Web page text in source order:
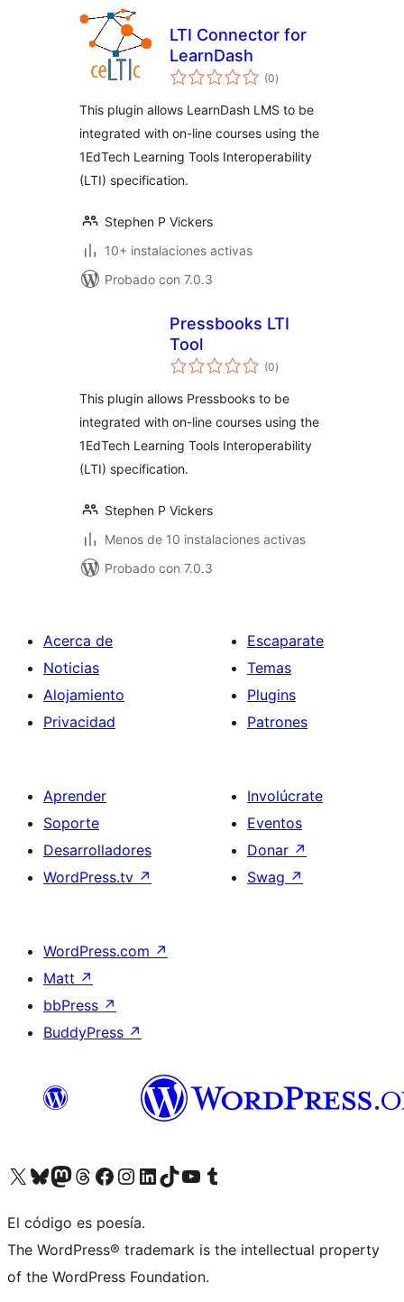
LTI Connector for
LearnDash
(0total
de
)
This plugin allows LearnDash LMS to be
integrated with on-line courses using the
1EdTech Learning Tools Interoperability
(LTI) specification.
Stephen P Vickers
10+ instalaciones activas
Probado con 7.0.3
Pressbooks LTI
Tool
(0total
de
)
This plugin allows Pressbooks to be
integrated with on-line courses using the
1EdTech Learning Tools Interoperability
(LTI) specification.
Stephen P Vickers
Menos de 10 instalaciones activas
Probado con 7.0.3
Acerca de
Noticias
Alojamiento
Privacidad
Escaparate
Temas
Plugins
Patrones
Aprender
Soporte
Desarrolladores
WordPress.tv ↗
Involúcrate
Eventos
Donar ↗
Swag ↗
WordPress.com ↗
Matt ↗
bbPress ↗
BuddyPress ↗
Visita nuestra cuenta de X (anteriormente Twitter)
Visit our Bluesky account
Visit our Mastodon account
Visit our Threads account
Visita nuestra página de Facebook
Visita nuestra cuenta de Instagram
Visita nuestra cuenta de LinkedIn
Visit our TikTok account
Visita nuestro canal de YouTube
Visit our Tumblr account
El código es poesía.
The WordPress® trademark is the intellectual property
of the WordPress Foundation.